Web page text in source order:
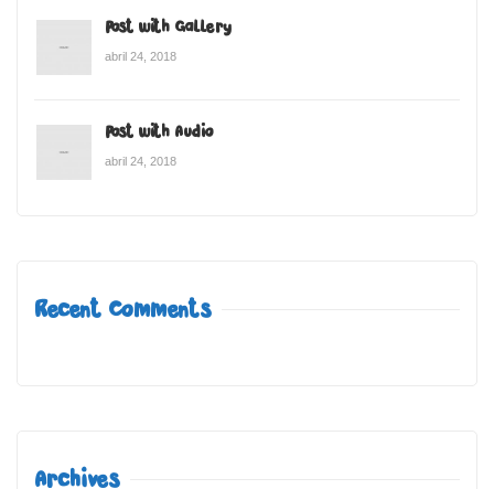
Post with Gallery
abril 24, 2018
Post with Audio
abril 24, 2018
Recent Comments
Archives